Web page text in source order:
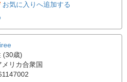
お気に入りへ追加する
(30歳)
メリカ合衆国